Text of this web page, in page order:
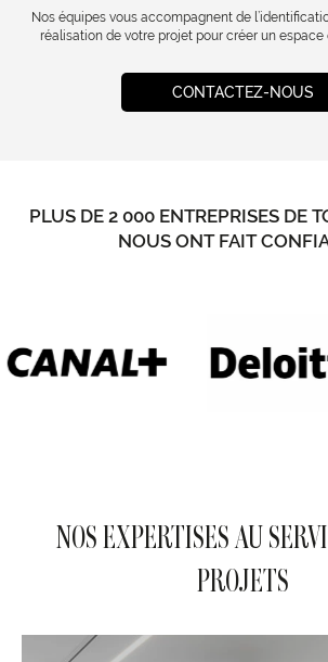
Nos équipes vous accompagnent de
réalisation de votre projet pour créer un espace
CONTACTEZ-NOUS
PLUS DE 2 000 ENTREPRISES DE
NOUS ONT FAIT
NOS EXPERTISES AU
PROJETS